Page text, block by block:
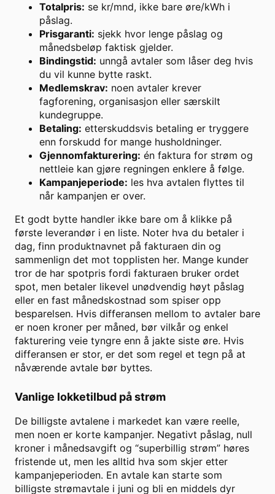
Totalpris: se kr/mnd, ikke bare øre/kWh i
påslag.
Prisgaranti: sjekk hvor lenge påslag og
månedsbeløp faktisk gjelder.
Bindingstid: unngå avtaler som låser deg hvis
du vil kunne bytte raskt.
Medlemskrav: noen avtaler krever
fagforening, organisasjon eller særskilt
kundegruppe.
Betaling: etterskuddsvis betaling er tryggere
enn forskudd for mange husholdninger.
Gjennomfakturering: én faktura for strøm og
nettleie kan gjøre regningen enklere å følge.
Kampanjeperiode: les hva avtalen flyttes til
når kampanjen er over.
Et godt bytte handler ikke bare om å klikke på
første leverandør i en liste. Noter hva du betaler i
dag, finn produktnavnet på fakturaen din og
sammenlign det mot topplisten her. Mange kunder
tror de har spotpris fordi fakturaen bruker ordet
spot, men betaler likevel unødvendig høyt påslag
eller en fast månedskostnad som spiser opp
besparelsen. Hvis differansen mellom to avtaler bare
er noen kroner per måned, bør vilkår og enkel
fakturering veie tyngre enn å jakte siste øre. Hvis
differansen er stor, er det som regel et tegn på at
nåværende avtale bør byttes.
Vanlige lokketilbud på strøm
De billigste avtalene i markedet kan være reelle,
men noen er korte kampanjer. Negativt påslag, null
kroner i månedsavgift og “superbillig strøm” høres
fristende ut, men les alltid hva som skjer etter
kampanjeperioden. En avtale kan starte som
billigste strømavtale i juni og bli en middels dyr